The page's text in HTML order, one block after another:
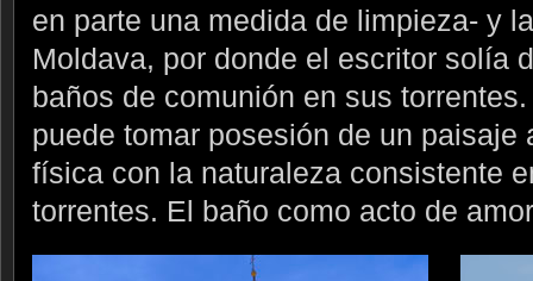
en parte una medida de limpieza- y
Moldava, por donde el escritor solía
baños de comunión en sus
puede tomar posesión de un paisaje
física con la naturaleza consistente
torrentes. El baño como acto de